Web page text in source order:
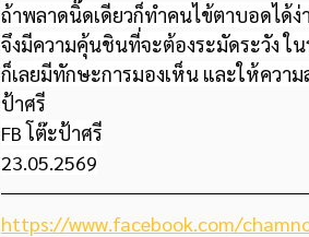
ถ้าพลาดนิ๊ดเดียวก็ทำคนไข้ตาบอดได้ง่
จึงมีความคุ้นชินที่จะต้องระมัดระวัง ใ
ก็เลยมีทักษะการมองเห็น และให้ควา
ป้าศรี
FB โต๊ะป้าศรี
23.05.2569
https://www.facebook.com/